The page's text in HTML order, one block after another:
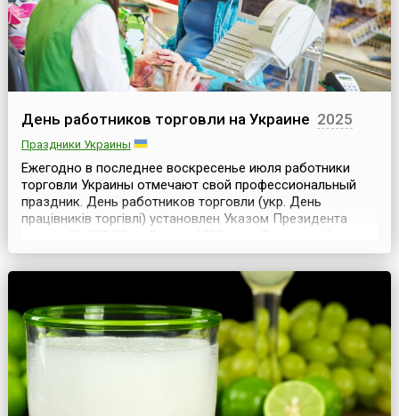
День работников торговли на Украине 2025
Праздники Украины
Ежегодно в последнее воскресенье июля работники
торговли Украины отмечают свой профессиональный
праздник. День работников торговли (укр. День
працівників торгівлі) установлен Указом Президента
торговли отмечали свой профессиональный праздник
вместе с работниками сферы бытового обслуживания и
работниками ЖКХ. Праздник так и назывался — День ...